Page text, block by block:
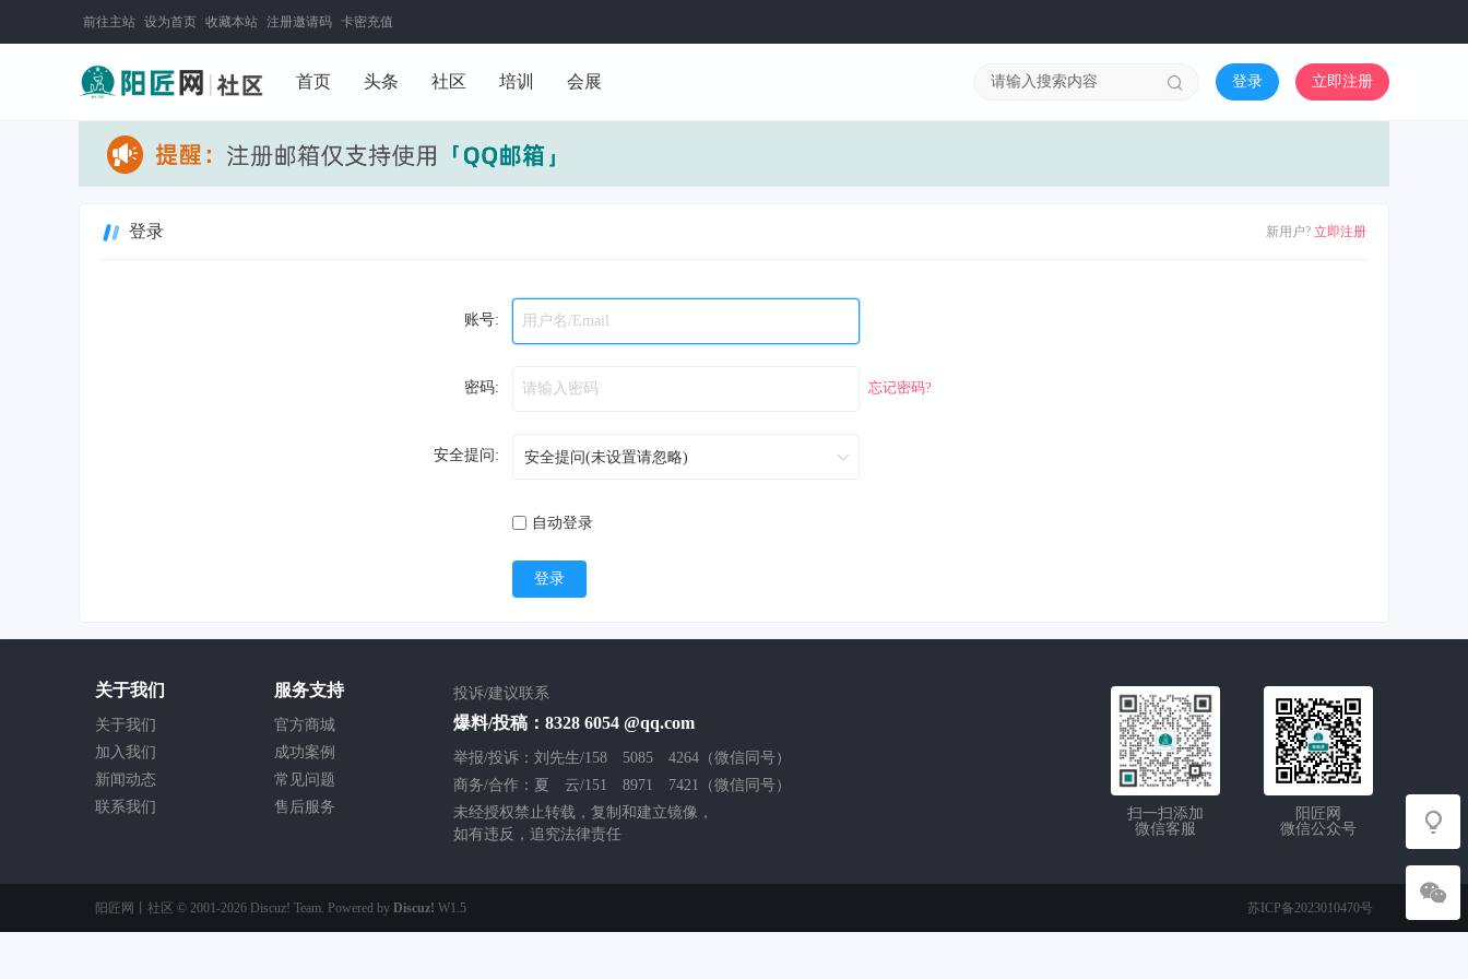
前往主站 设为首页 收藏本站 注册邀请码 卡密充值
首页 头条 社区 培训 会展 登录 立即注册
新用户? 立即注册
登录
账号:
密码: 忘记密码?
安全提问:
自动登录
登录
关于我们
关于我们
加入我们
新闻动态
联系我们
服务支持
官方商城
成功案例
常见问题
售后服务
投诉/建议联系
爆料/投稿：8328 6054 @qq.com
举报/投诉：刘先生/158 5085 4264（微信同号）
商务/合作：夏 云/151 8971 7421（微信同号）
未经授权禁止转载，复制和建立镜像，
如有违反，追究法律责任
阳匠网
微信公众号
扫一扫添加
微信客服
阳匠网丨社区 © 2001-2026 Discuz! Team. Powered by Discuz! W1.5 苏ICP备2023010470号